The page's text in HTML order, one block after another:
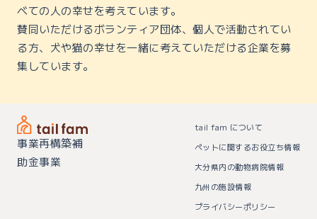
べての人の幸せを考えています。
賛同いただけるボランティア団体、個人で活動されてい
る方、犬や猫の幸せを一緒に考えていただける企業を募
集しています。
事業再構築補
助金事業
tail fam について
ペットに関するお役立ち情報
大分県内の動物病院情報
九州の施設情報
プライバシーポリシー